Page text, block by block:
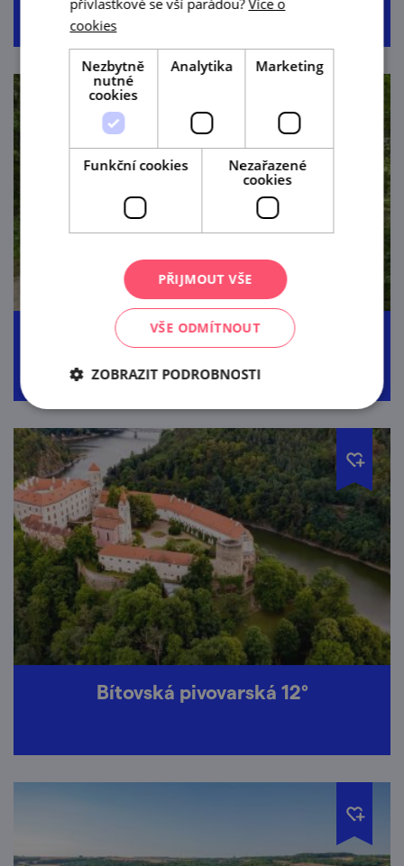
Okruh národním parkem Podyjí
Bítovská pivovarská 12°
přívlastkové se vší parádou?Více o
cookies
Nezbytně
nutné
cookies
Analytika Marketing
Funkční cookies
Nezařazené
cookies
PŘIJMOUT VŠE
VŠE ODMÍTNOUT
ZOBRAZIT PODROBNOSTI